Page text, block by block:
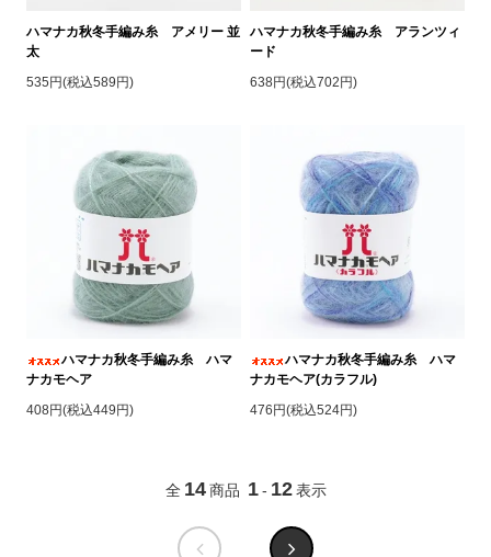
ハマナカ秋冬手編み糸 アメリー 並
太
535円(税込589円)
ハマナカ秋冬手編み糸 アランツィ
ード
638円(税込702円)
ハマナカ秋冬手編み糸 ハマ
ナカモヘア
408円(税込449円)
ハマナカ秋冬手編み糸 ハマ
ナカモヘア(カラフル)
476円(税込524円)
全 14 商品 1 - 12 表示